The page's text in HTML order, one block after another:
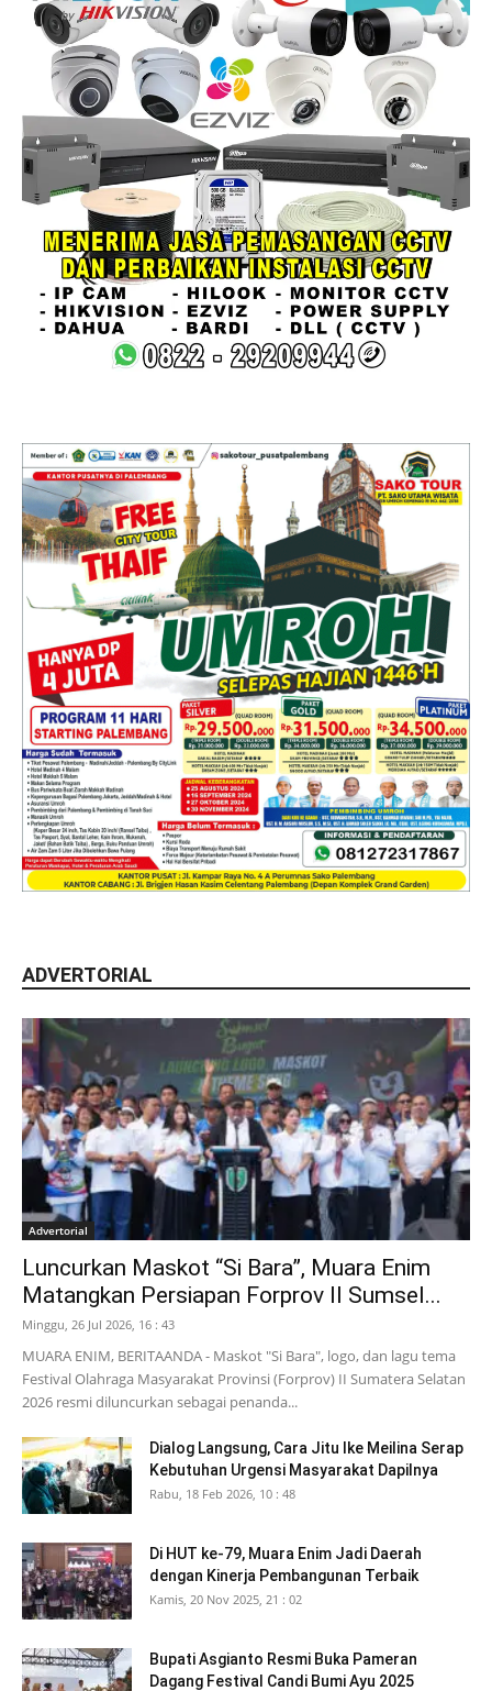
ADVERTORIAL
Advertorial
Luncurkan Maskot “Si Bara”, Muara Enim
Matangkan Persiapan Forprov II Sumsel...
Minggu, 26 Jul 2026, 16 : 43
MUARA ENIM, BERITAANDA - Maskot "Si Bara", logo, dan lagu tema
Festival Olahraga Masyarakat Provinsi (Forprov) II Sumatera Selatan
2026 resmi diluncurkan sebagai penanda...
Dialog Langsung, Cara Jitu Ike Meilina Serap
Kebutuhan Urgensi Masyarakat Dapilnya
Rabu, 18 Feb 2026, 10 : 48
Di HUT ke-79, Muara Enim Jadi Daerah
dengan Kinerja Pembangunan Terbaik
Kamis, 20 Nov 2025, 21 : 02
Bupati Asgianto Resmi Buka Pameran
Dagang Festival Candi Bumi Ayu 2025